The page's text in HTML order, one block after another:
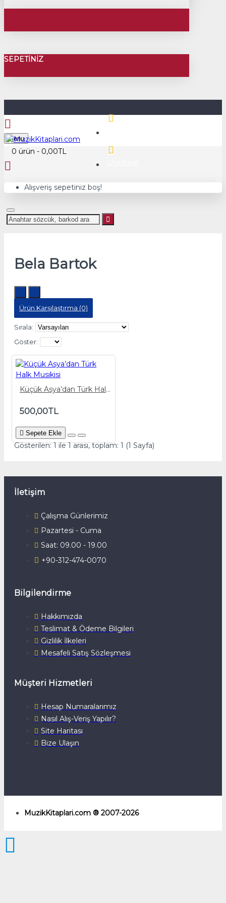
SEPETINIZ
Menu
0 ürün - 0,00TL
Alışveriş sepetiniz boş!
Bela Bartok
Ürün Karşılaştırma (0)
Sırala:
Göster:
Küçük Asya’dan Türk Halk Musıkisi
500,00TL
Sepete Ekle
Gösterilen: 1 ile 1 arası, toplam: 1 (1 Sayfa)
İletişim
Çalışma Günlerimiz
Pazartesi - Cuma
Saat: 09.00 - 19.00
+90-312-474-0070
Bilgilendirme
Hakkımızda
Teslimat & Ödeme Bilgileri
Gizlilik İlkeleri
Mesafeli Satış Sözleşmesi
Müşteri Hizmetleri
Hesap Numaralarımız
Nasıl Alış-Veriş Yapılır?
Site Haritası
Bize Ulaşın
MuzikKitaplari.com ® 2007-2026